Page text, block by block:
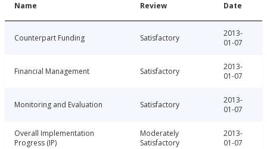
Name Review Date
Counterpart Funding Satisfactory
2013-
01-07
Financial Management Satisfactory
2013-
01-07
Monitoring and Evaluation Satisfactory
2013-
01-07
Overall Implementation
Progress (IP)
Moderately
Satisfactory
2013-
01-07